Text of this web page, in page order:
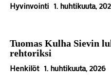
Hyvinvointi 1. huhtikuuta,
Tuomas Kulha Sievin
rehtoriksi
Henkilöt 1. huhtikuuta, 2026